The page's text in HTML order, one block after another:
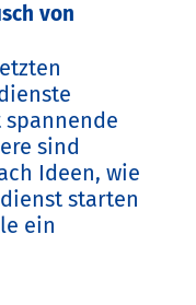
von
sind
Ideen, wie
starten
ein